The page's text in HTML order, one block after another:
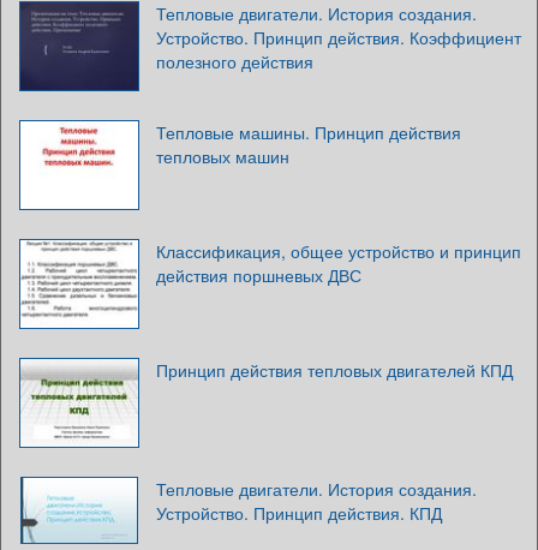
Тепловые двигатели. История создания.
Устройство. Принцип действия. Коэффициент
полезного действия
Тепловые машины. Принцип действия
тепловых машин
Классификация, общее устройство и принцип
действия поршневых ДВС
Принцип действия тепловых двигателей КПД
Тепловые двигатели. История создания.
Устройство. Принцип действия. КПД